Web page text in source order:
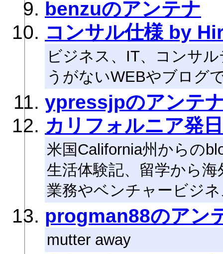
benzuのアンテナ
コンサル仕様 by
ビジネス、IT、コンサ
うがないWEBやブログ
ypressjpのアンテ
カリフォルニア発
米国California州からの
生活体験記、留学から
業務やベンチャービジ
progman88のアン
mutter away